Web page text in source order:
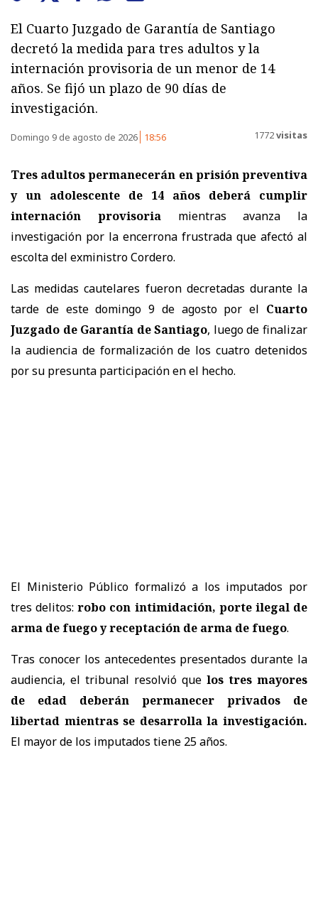
El Cuarto Juzgado de Garantía de Santiago
decretó la medida para tres adultos y la
internación provisoria de un menor de 14
años. Se fijó un plazo de 90 días de
investigación.
Domingo 9 de agosto de 2026 18:56 1772visitas
Tres adultos permanecerán en prisión preventiva
y un adolescente de 14 años deberá cumplir
internación provisoriamientras avanza la
investigación por la encerrona frustrada que afectó al
escolta del exministro Cordero.
Las medidas cautelares fueron decretadas durante la
tarde de este domingo 9 de agosto por el Cuarto
Juzgado de Garantía de Santiago, luego de finalizar
la audiencia de formalización de los cuatro detenidos
por su presunta participación en el hecho.
El Ministerio Público formalizó a los imputados por
tres delitos:robo con intimidación, porte ilegal de
arma de fuego y receptación de arma de fuego.
Tras conocer los antecedentes presentados durante la
audiencia, el tribunal resolvió que los tres mayores
de edad deberán permanecer privados de
libertad mientras se desarrolla la investigación.
El mayor de los imputados tiene 25 años.